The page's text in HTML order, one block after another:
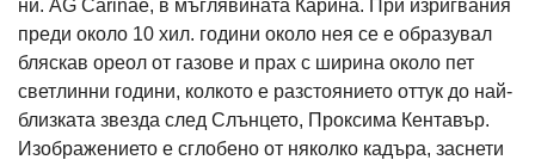
ни. AG Carinae, в мъглявината Карина. При изригвания
преди около 10 хил. години около нея се е образувал
бляскав ореол от газове и прах с ширина около пет
светлинни години, колкото е разстоянието оттук до най-
близката звезда след Слънцето, Проксима Кентавър.
Изображението е сглобено от няколко кадъра, заснети